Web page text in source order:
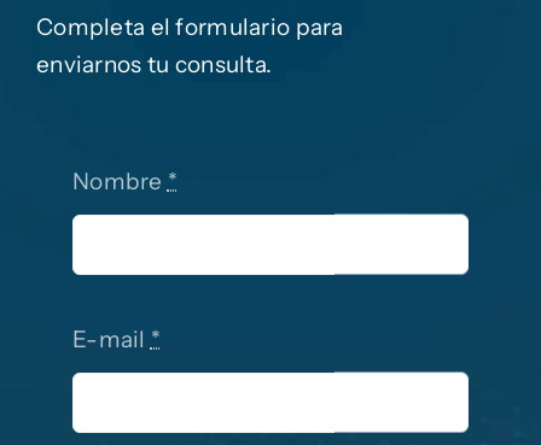
Completa el formulario para
enviarnos tu consulta.
Nombre *
E-mail *